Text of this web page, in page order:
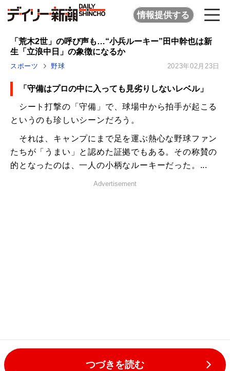
情報提供する
「荒木2世」の呼び声も…“小兵ルーキー”田中幹也は新
生「立浪中日」の象徴になるか
スポーツ 野球 2023年02月23日
「守備はプロの中に入っても見劣りしないレベル」
シート打撃の「守備」で、球場中から拍手が起こる
というのも珍しいシーンだろう。
それは、キャンプにまで足を運ぶ熱心な野球ファン
たちが「うまい」と認めた証拠でもある。その称賛の
的となったのは、一人の小柄なルーキーだった。...
Advertisement
つづきを読む